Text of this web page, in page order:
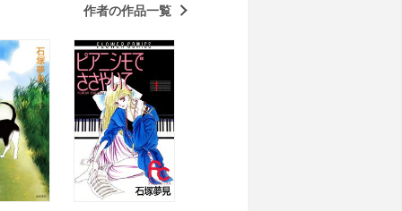
作者の作品一覧